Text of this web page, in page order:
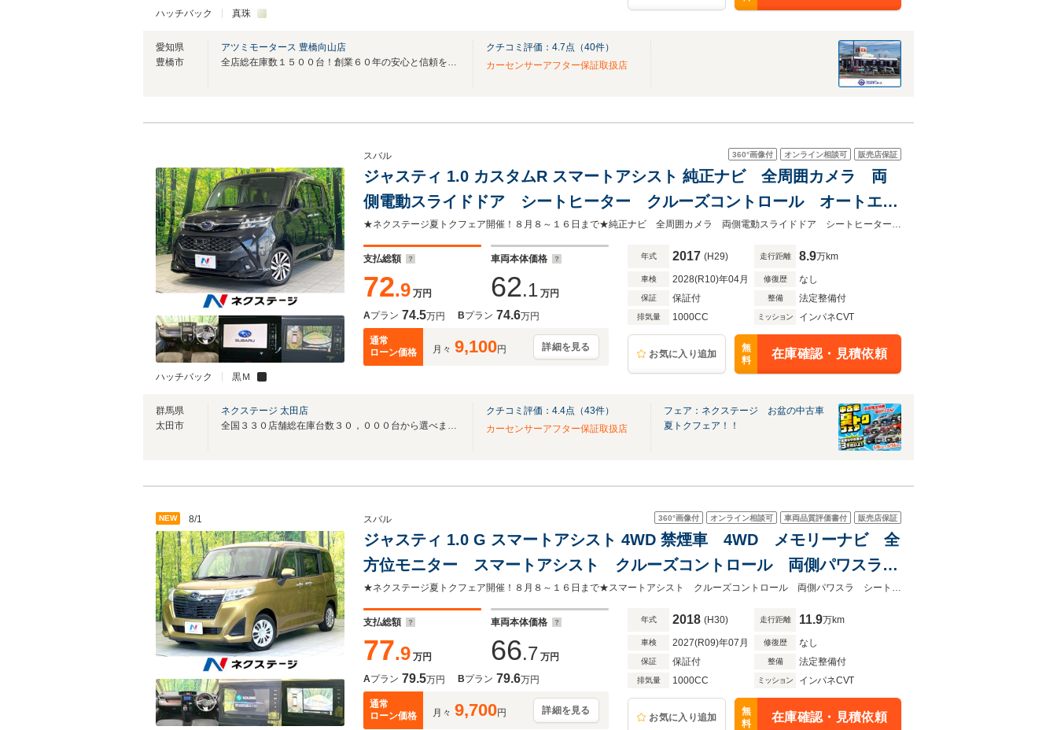
ハッチバック 真珠
愛知県
豊橋市
アツミモータース 豊橋向山店
全店総在庫数１５００台！創業６０年の安心と信頼をお届けします！
クチコミ評価： 4.7点（40件）
カーセンサーアフター保証取扱店
ハッチバック 黒Ｍ
360°画像付 オンライン相談可 販売店保証
スバル
ジャスティ 1.0 カスタムR スマートアシスト 純正ナビ 全周囲カメラ 両
側電動スライドドア シートヒーター クルーズコントロール オートエア
コン アイドリングストップ オートライト LEDヘッドライト 衝突被害
軽減装置 純正14インチAW
★ネクステージ夏トクフェア開催！８月８～１６日まで★純正ナビ 全周囲カメラ 両側電動スライドドア シートヒーター クルーズコントロール オートエアコン
支払総額
72.9 万円
車両本体価格
62.1 万円
Aプラン 74.5万円 Bプラン 74.6万円
通常
ローン価格
月々 9,100円 詳細を見る
年式 2017 (H29) 走行距離 8.9万km
車検 2028(R10)年04月 修復歴 なし
保証 保証付 整備 法定整備付
排気量 1000CC ミッション インパネCVT
お気に入り追加
無
料
在庫確認・見積依頼
群馬県
太田市
ネクステージ 太田店
全国３３０店舗総在庫台数３０，０００台から選べます！お気に入りの愛車が見つかる！
クチコミ評価： 4.4点（43件）
カーセンサーアフター保証取扱店
フェア：ネクステージ お盆の中古車
夏トクフェア！！
NEW 8/1 360°画像付 オンライン相談可 車両品質評価書付 販売店保証
スバル
ジャスティ 1.0 G スマートアシスト 4WD 禁煙車 4WD メモリーナビ 全
方位モニター スマートアシスト クルーズコントロール 両側パワスラ
シートヒーター オートエアコン LEDヘッド オートライト スマートキ
ー サンシェード
★ネクステージ夏トクフェア開催！８月８～１６日まで★スマートアシスト クルーズコントロール 両側パワスラ シートヒーター オートエアコン ＬＥＤヘッド
支払総額
77.9 万円
車両本体価格
66.7 万円
Aプラン 79.5万円 Bプラン 79.6万円
通常
ローン価格
月々 9,700円 詳細を見る
年式 2018 (H30) 走行距離 11.9万km
車検 2027(R09)年07月 修復歴 なし
保証 保証付 整備 法定整備付
排気量 1000CC ミッション インパネCVT
お気に入り追加
無
料
在庫確認・見積依頼